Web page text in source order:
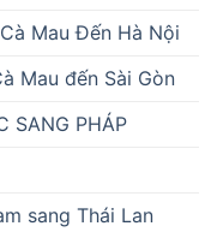
Mau Đến Hà Nội
Mau đến Sài Gòn
SANG PHÁP
sang Thái Lan